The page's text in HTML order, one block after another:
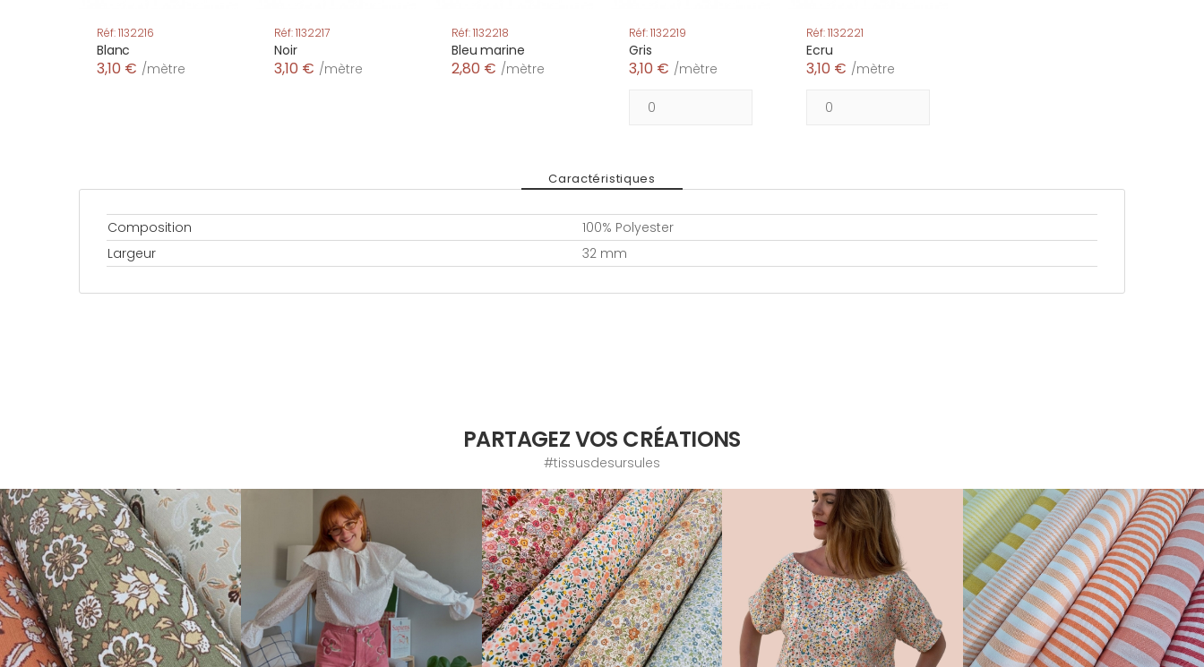
Réf: 1132216
Blanc
3,10 € /mètre
Réf: 1132217
Noir
3,10 € /mètre
Réf: 1132218
Bleu marine
2,80 € /mètre
Réf: 1132219
Gris
3,10 € /mètre
Réf: 1132221
Ecru
3,10 € /mètre
Caractéristiques
Composition
100% Polyester
Largeur
32 mm
PARTAGEZ VOS CRÉATIONS
#tissusdesursules